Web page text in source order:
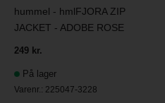
hummel - hmlFJORA ZIP
JACKET - ADOBE ROSE
249 kr.
På lager
Varenr.: 225047-3228